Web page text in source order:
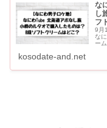
な
し
フ
9月
なに
ーム
kosodate-and.net